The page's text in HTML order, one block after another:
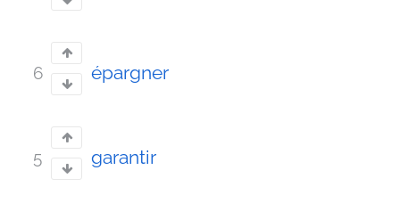
6 épargner
5 garantir